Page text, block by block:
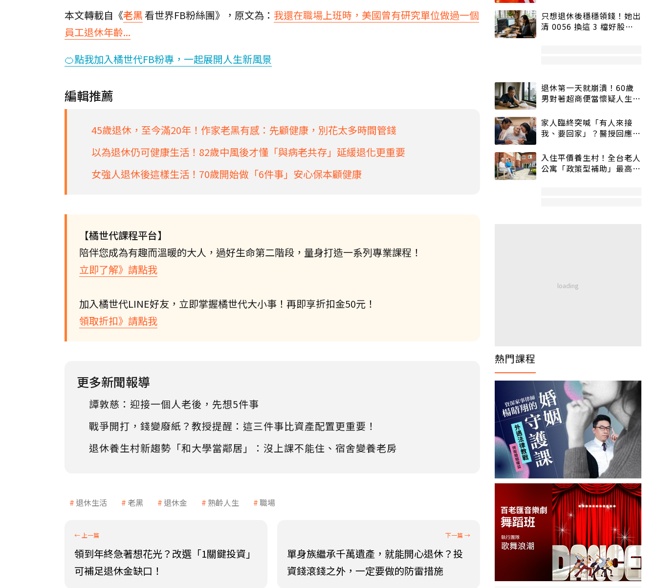
本文轉載自《老黑看世界FB粉絲團》，原文為： 我還在職場上班時，美國曾有研究單位做過一個
員工退休年齡...
🍊點我加入橘世代FB粉專，一起展開人生新風景
編輯推薦
45歲退休，至今滿20年！作家老黑有感：先顧健康，別花太多時間管錢
以為退休仍可健康生活！82歲中風後才懂「與病老共存」延緩退化更重要
女強人退休後這樣生活！70歲開始做「6件事」安心保本顧健康
【橘世代課程平台】
陪伴您成為有趣而溫暖的大人，過好生命第二階段，量身打造一系列專業課程！
立即了解》請點我
加入橘世代LINE好友，立即掌握橘世代大小事！再即享折扣金50元！
領取折扣》請點我
更多新聞報導
譚敦慈：迎接一個人老後，先想5件事
戰爭開打，錢變廢紙？教授提醒：這三件事比資產配置更重要！
退休養生村新趨勢「和大學當鄰居」：沒上課不能住、宿舍變養老房
退休生活 老黑 退休金 熟齡人生 職場
領到年終急著想花光？改選「1關鍵投資」
可補足退休金缺口！
單身族繼承千萬遺產，就能開心退休？投
資錢滾錢之外，一定要做的防雷措施
只想退休後穩穩領錢！她出
清 0056 換這 3 檔好股：
退休第一天就崩潰！60歲
男對著超商便當懷疑人生
家人臨終突喊「有人來接
我、要回家」？醫授回應方
入住平價養生村！全台老人
公寓「政策型補助」最高打
熱門課程